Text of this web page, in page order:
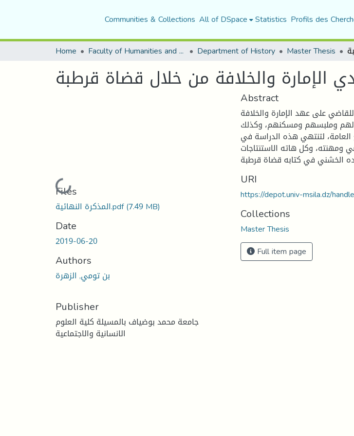
Communities & Collections All of DSpace Statistics Profils des
Home Faculty of Humanities and Social Sciences Department of History Master Thesis
الإمارة والخلافة من خلال قضاة قرطبة
Loading...
Files
المذكرة النهائية.pdf(7.49 MB)
Date
2019-06-20
Authors
بن تومي, الزهرة
Publisher
جامعة محمد بوضياف بالمسيلة كلية العلوم
الانسانية والاجتماعية
Abstract
على عهد الإمارة والخلافة
وملبسهم ومسكنهم، وكذلك
لتنتهي هذه الدراسة في
ومهنته، وكل هاته الاستنتاجات
الخشني في كتابه قضاة قرطبة
URI
https://depot.univ-msila.dz/
Collections
Master Thesis
Full item page